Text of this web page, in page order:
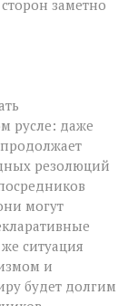
заметно
русле: даже
резолюций
могут
ситуация
и
будет долгим